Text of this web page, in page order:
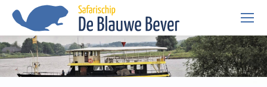
Je bent hier: